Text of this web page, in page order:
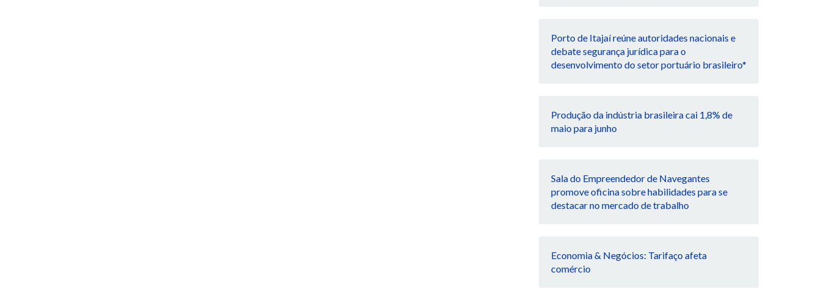
Porto de Itajaí reúne autoridades nacionais e
debate segurança jurídica para o
desenvolvimento do setor portuário brasileiro*
Produção da indústria brasileira cai 1,8% de
maio para junho
Sala do Empreendedor de Navegantes
promove oficina sobre habilidades para se
destacar no mercado de trabalho
Economia & Negócios: Tarifaço afeta
comércio